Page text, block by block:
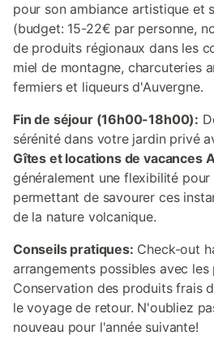
pour son ambiance artistique et
(budget: 15-22€ par personne,
de produits régionaux dans les
miel de montagne, charcuteries
fermiers et liqueurs d'Auvergne.
Fin de séjour (16h00-18h00):
sérénité dans votre jardin privé
Gîtes et locations de vacances
généralement une flexibilité
permettant de savourer ces
de la nature volcanique.
Conseils pratiques: Check-out
arrangements possibles avec les
Conservation des produits frais
le voyage de retour. N'oubliez
nouveau pour l'année suivante!